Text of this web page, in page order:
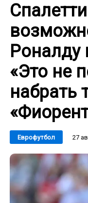
Роналду
«Это не
набрать
Еврофутбол 27